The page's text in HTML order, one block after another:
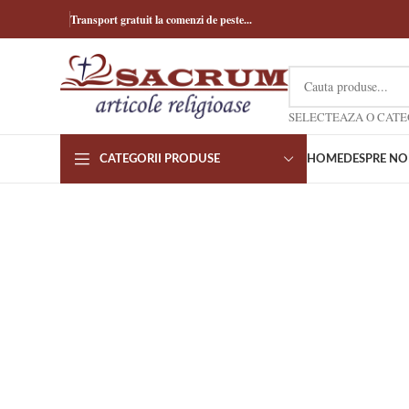
Transport gratuit la comenzi de peste...
CATEGORII PRODUSE HOME DESPRE NOI